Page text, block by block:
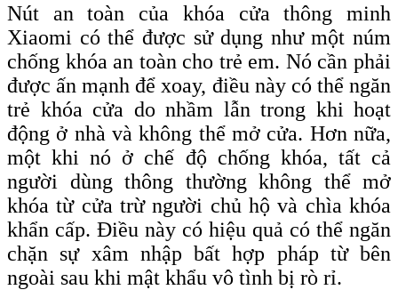
Nút an toàn của khóa cửa thông minh
Xiaomi có thể được sử dụng như một núm
chống khóa an toàn cho trẻ em. Nó cần phải
được ấn mạnh để xoay, điều này có thể ngăn
trẻ khóa cửa do nhầm lẫn trong khi hoạt
động ở nhà và không thể mở cửa. Hơn nữa,
một khi nó ở chế độ chống khóa, tất cả
người dùng thông thường không thể mở
khóa từ cửa trừ người chủ hộ và chìa khóa
khẩn cấp. Điều này có hiệu quả có thể ngăn
chặn sự xâm nhập bất hợp pháp từ bên
ngoài sau khi mật khẩu vô tình bị rò rỉ.